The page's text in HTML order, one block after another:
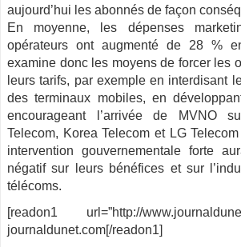
aujourd’hui les abonnés de façon
En moyenne, les dépenses
opérateurs ont augmenté de 28 %
examine donc les moyens de forcer les
leurs tarifs, par exemple en interdisant
des terminaux mobiles, en
encourageant l’arrivée de MVNO
Telecom, Korea Telecom et LG
intervention gouvernementale forte
négatif sur leurs bénéfices et sur
télécoms.
[readon1 url=”http://
journaldunet.com[/readon1]